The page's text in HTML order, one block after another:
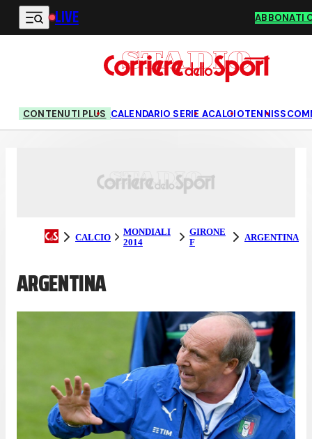
Vai al contenuto principale
LIVE ABBONATI
CONTENUTI PLUS CALENDARIO SERIE ACALCIOTENNIS
CALCIO
MONDIALI
2014
GIRONE
F
ARGENTINA
ARGENTINA